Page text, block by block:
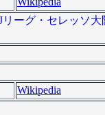
ーグ・セレッソ大
Wikipedia